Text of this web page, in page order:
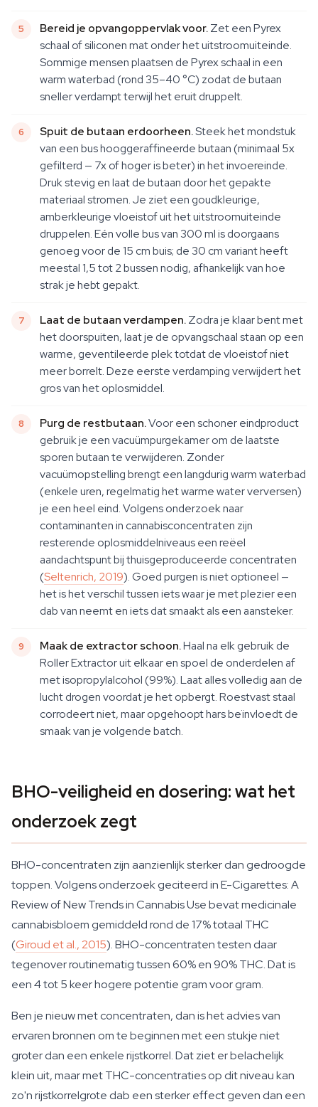
Bereid je opvangoppervlak voor.Zet een Pyrex
schaal of siliconen mat onder het uitstroomuiteinde.
Sommige mensen plaatsen de Pyrex schaal in een
warm waterbad (rond 35–40 °C) zodat de butaan
sneller verdampt terwijl het eruit druppelt.
Spuit de butaan erdoorheen.Steek het mondstuk
van een bus hooggeraffineerde butaan (minimaal 5x
gefilterd — 7x of hoger is beter) in het invoereinde.
Druk stevig en laat de butaan door het gepakte
materiaal stromen. Je ziet een goudkleurige,
amberkleurige vloeistof uit het uitstroomuiteinde
druppelen. Eén volle bus van 300 ml is doorgaans
genoeg voor de 15 cm buis; de 30 cm variant heeft
meestal 1,5 tot 2 bussen nodig, afhankelijk van hoe
strak je hebt gepakt.
Laat de butaan verdampen.Zodra je klaar bent met
het doorspuiten, laat je de opvangschaal staan op een
warme, geventileerde plek totdat de vloeistof niet
meer borrelt. Deze eerste verdamping verwijdert het
gros van het oplosmiddel.
Purg de restbutaan.Voor een schoner eindproduct
gebruik je een vacuümpurgekamer om de laatste
sporen butaan te verwijderen. Zonder
vacuümopstelling brengt een langdurig warm waterbad
(enkele uren, regelmatig het warme water verversen)
je een heel eind. Volgens onderzoek naar
contaminanten in cannabisconcentraten zijn
resterende oplosmiddelniveaus een reëel
aandachtspunt bij thuisgeproduceerde concentraten
(Seltenrich, 2019). Goed purgen is niet optioneel —
het is het verschil tussen iets waar je met plezier een
dab van neemt en iets dat smaakt als een aansteker.
Maak de extractor schoon.Haal na elk gebruik de
Roller Extractor uit elkaar en spoel de onderdelen af
met isopropylalcohol (99%). Laat alles volledig aan de
lucht drogen voordat je het opbergt. Roestvast staal
corrodeert niet, maar opgehoopt hars beïnvloedt de
smaak van je volgende batch.
BHO-veiligheid en dosering: wat het
onderzoek zegt
BHO-concentraten zijn aanzienlijk sterker dan gedroogde
toppen. Volgens onderzoek geciteerd inE-Cigarettes: A
Review of New Trends in Cannabis Usebevat medicinale
cannabisbloem gemiddeld rond de 17% totaal THC
(Giroud et al., 2015). BHO-concentraten testen daar
tegenover routinematig tussen 60% en 90% THC. Dat is
een 4 tot 5 keer hogere potentie gram voor gram.
Ben je nieuw met concentraten, dan is het advies van
ervaren bronnen om te beginnen met een stukje niet
groter dan een enkele rijstkorrel. Dat ziet er belachelijk
klein uit, maar met THC-concentraties op dit niveau kan
zo'n rijstkorrelgrote dab een sterker effect geven dan een